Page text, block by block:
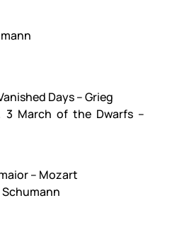
Days – Grieg
3 March of the Dwarfs –
– Mozart
Schumann